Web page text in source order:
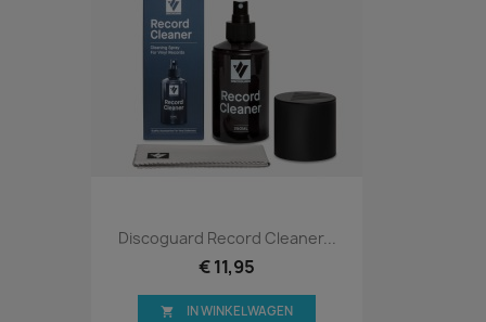
Discoguard Record Cleaner...
€ 11,95
 IN WINKELWAGEN